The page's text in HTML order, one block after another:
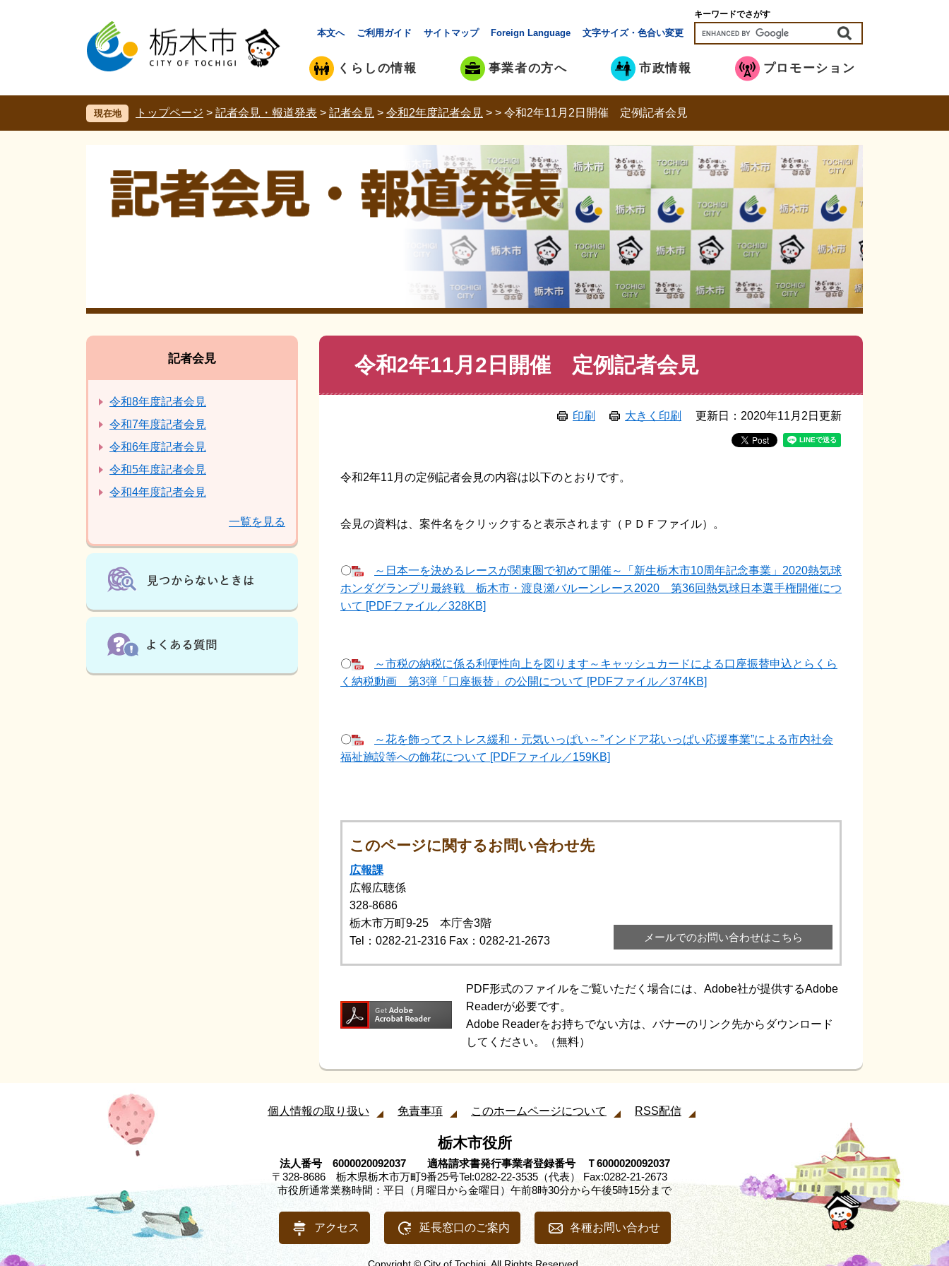
で
ば
本文へ ご利用ガイド サイトマップ Foreign Language 文字サイズ・色合い変更
キーワードでさがす
くらしの情報 事業者の方へ 市政情報 プロモーション
現在地 トップページ > 記者会見・報道発表 > 記者会見 > 令和2年度記者会見 > > 令和2年11月2日開催 定例記者会見
令和2年11月2日開催 定例記者会見
印刷 大きく印刷 更新日：2020年11月2日更新
令和2年11月の定例記者会見の内容は以下のとおりです。
会見の資料は、案件名をクリックすると表示されます（ＰＤＦファイル）。
〇
～日本一を決めるレースが関東圏で初めて開催～「新生栃木市10周年記念事業」2020熱気球
ホンダグランプリ最終戦 栃木市・渡良瀬バルーンレース2020 第36回熱気球日本選手権開催につ
いて [PDFファイル／328KB]
〇
～市税の納税に係る利便性向上を図ります～キャッシュカードによる口座振替申込とらくら
く納税動画 第3弾「口座振替」の公開について [PDFファイル／374KB]
〇
～花を飾ってストレス緩和・元気いっぱい～”インドア花いっぱい応援事業”による市内社会
福祉施設等への飾花について [PDFファイル／159KB]
このページに関するお問い合わせ先
広報課
広報広聴係
328-8686
栃木市万町9-25 本庁舎3階
Tel：0282-21-2316 Fax：0282-21-2673 メールでのお問い合わせはこちら
PDF形式のファイルをご覧いただく場合には、Adobe社が提供するAdobe
Readerが必要です。
Adobe Readerをお持ちでない方は、バナーのリンク先からダウンロード
してください。（無料）
記者会見
令和8年度記者会見
令和7年度記者会見
令和6年度記者会見
令和5年度記者会見
令和4年度記者会見
一覧を見る
個人情報の取り扱い 免責事項 このホームページについて RSS配信
栃木市役所
法人番号 6000020092037 適格請求書発行事業者登録番号 Ｔ6000020092037
〒328-8686 栃木県栃木市万町9番25号Tel:0282-22-3535（代表） Fax:0282-21-2673
市役所通常業務時間：平日（月曜日から金曜日）午前8時30分から午後5時15分まで
アクセス 延長窓口のご案内 各種お問い合わせ